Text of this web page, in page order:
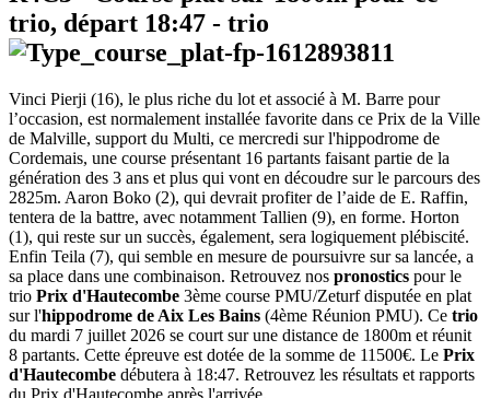
trio, départ 18:47 - trio
Vinci Pierji (16), le plus riche du lot et associé à M. Barre pour
l’occasion, est normalement installée favorite dans ce Prix de la Ville
de Malville, support du Multi, ce mercredi sur l'hippodrome de
Cordemais, une course présentant 16 partants faisant partie de la
génération des 3 ans et plus qui vont en découdre sur le parcours des
2825m. Aaron Boko (2), qui devrait profiter de l’aide de E. Raffin,
tentera de la battre, avec notamment Tallien (9), en forme. Horton
(1), qui reste sur un succès, également, sera logiquement plébiscité.
Enfin Teila (7), qui semble en mesure de poursuivre sur sa lancée, a
sa place dans une combinaison. Retrouvez nos pronostics pour le
trio Prix d'Hautecombe 3ème course PMU/Zeturf disputée en plat
sur l'hippodrome de Aix Les Bains (4ème Réunion PMU). Ce trio
du mardi 7 juillet 2026 se court sur une distance de 1800m et réunit
8 partants. Cette épreuve est dotée de la somme de 11500€. Le Prix
d'Hautecombe débutera à 18:47. Retrouvez les résultats et rapports
du Prix d'Hautecombe après l'arrivée.